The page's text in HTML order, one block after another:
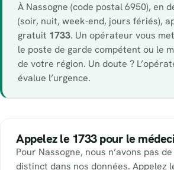
À Nassogne (code postal 6950), en
(soir, nuit, week-end, jours fériés),
gratuit 1733. Un opérateur vous
le poste de garde compétent ou le
de votre région. Un doute ?
évalue l’urgence.
Appelez le 1733 pour le
Pour Nassogne, nous n’avons pas
distinct dans nos données. Appelez